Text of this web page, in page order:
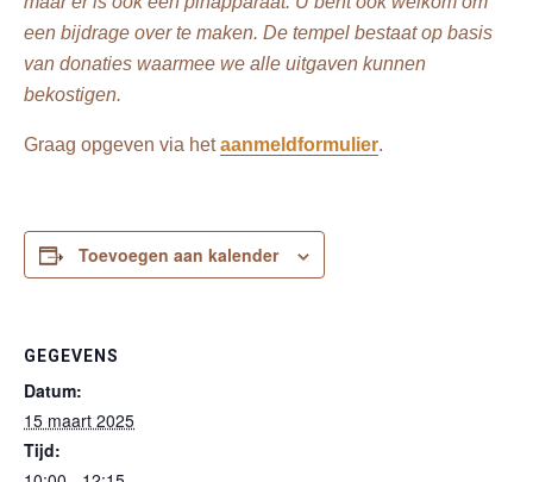
een bijdrage over te maken. De tempel bestaat op basis
van donaties waarmee we alle uitgaven kunnen
bekostigen.
Graag opgeven via hetaanmeldformulier.
Toevoegen aan kalender
GEGEVENS
Datum:
15 maart 2025
Tijd: